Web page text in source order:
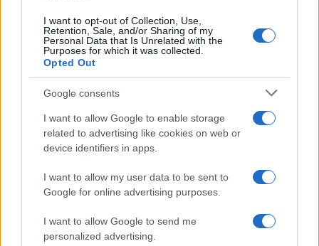
I want to opt-out of Collection, Use,
Retention, Sale, and/or Sharing of my
Personal Data that Is Unrelated with the
Purposes for which it was collected.
Opted Out
Google consents
I want to allow Google to enable storage
related to advertising like cookies on web or
device identifiers in apps.
I want to allow my user data to be sent to
Google for online advertising purposes.
I want to allow Google to send me
personalized advertising.
NECROLOGIE
Mario Malu
Paolo Pinna